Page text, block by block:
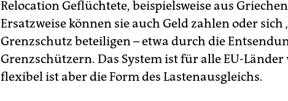
Relocation Geflüchtete, beispielsweise aus
Ersatzweise können sie auch Geld zahlen oder sich
Grenzschutz beteiligen – etwa durch die
Grenzschützern. Das System ist für alle EU-
flexibel ist aber die Form des Lastenausgleichs.